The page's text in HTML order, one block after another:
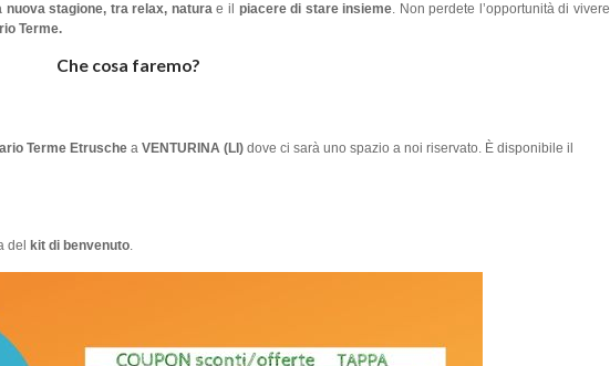
nuova stagione, tra relax, naturae il piacere di stare insieme. Non perdete l’opportunità di vivere
Terme.
Che cosa faremo?
Terme Etrusche a VENTURINA (LI) dove ci sarà uno spazio a noi riservato. È disponibile il
del kit di benvenuto.